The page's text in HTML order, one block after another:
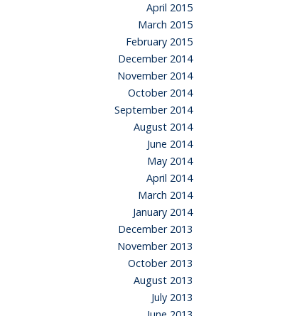
April 2015
March 2015
February 2015
December 2014
November 2014
October 2014
September 2014
August 2014
June 2014
May 2014
April 2014
March 2014
January 2014
December 2013
November 2013
October 2013
August 2013
July 2013